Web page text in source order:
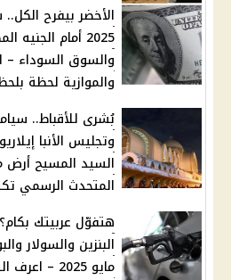
2025 أمام
والسوق السوداء –
والموازية لحظة
بُشرى للأقباط..
وتجليس الأنبا
السيد المسيح أرض
المتحدث الرسمي
هتفوّل عربيتك
مايو 2025 –